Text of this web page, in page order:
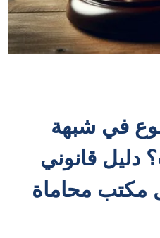
في شبهة
دليل قانوني
محاماة